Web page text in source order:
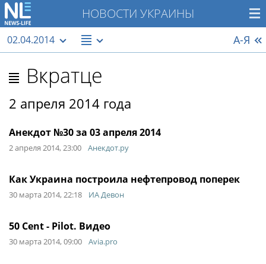
НОВОСТИ УКРАИНЫ
02.04.2014 А-Я
Вкратце
2 апреля 2014 года
Анекдот №30 за 03 апреля 2014
2 апреля 2014, 23:00 Анекдот.ру
Как Украина построила нефтепровод поперек
30 марта 2014, 22:18 ИА Девон
50 Cent - Pilot. Видео
30 марта 2014, 09:00 Avia.pro